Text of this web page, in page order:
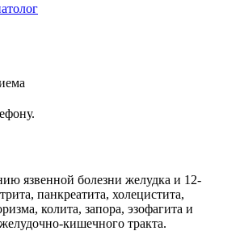
язвенной болезни желудка и 12-
панкреатита, холецистита,
колита, запора, эзофагита и
кишечного тракта.